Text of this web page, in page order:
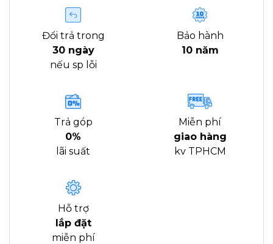
Đổi trả trong
30 ngày
nếu sp lỗi
Bảo hành
10 năm
Trả góp
0%
lãi suất
Miễn phí
giao hàng
kv TPHCM
Hỗ trợ
lắp đặt
miễn phí